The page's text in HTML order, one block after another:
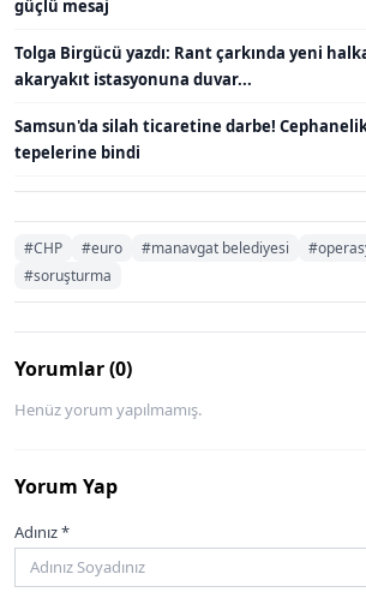
güçlü mesaj
Tolga Birgücü yazdı: Rant çarkında yeni
akaryakıt istasyonuna duvar...
Samsun'da silah ticaretine darbe!
tepelerine bindi
#CHP #euro #manavgat belediyesi
#soruşturma
Yorumlar (0)
Henüz yorum yapılmamış.
Yorum Yap
Adınız *